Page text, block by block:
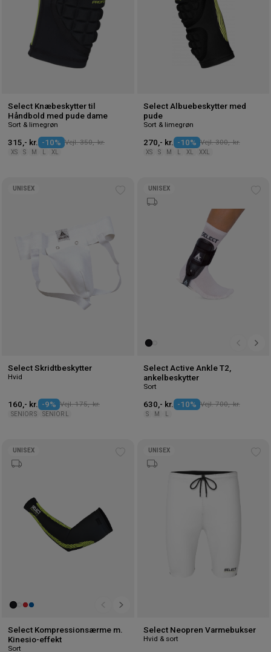
Select Knæbeskytter til
Håndbold med pude dame
Sort & limegrøn
315,- kr. -10% Vejl. 350,- kr.
XS S M XL
Select Albuebeskytter med
pude
Sort & limegrøn
270,- kr. -10% Vejl. 300,- kr.
XS S M XL XXL
UNISEX
Select Skridtbeskytter
Hvid
160,- kr. -9% Vejl. 175,- kr.
SENIOR S SENIOR L
UNISEX
Select Active Ankle T2,
ankelbeskytter
Sort
630,- kr. -10% Vejl. 700,- kr.
S M
UNISEX
Select Kompressionsærme m.
Kinesio-effekt
Sort
UNISEX
Select Neopren Varmebukser
Hvid & sort